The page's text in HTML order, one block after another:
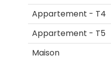
Appartement - T4
Appartement - T5
Maison